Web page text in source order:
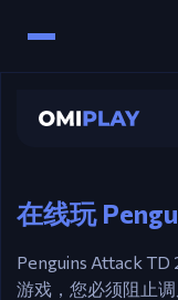
空格键 – 开始下
在线玩
Penguins Attack
游戏，您必须阻止